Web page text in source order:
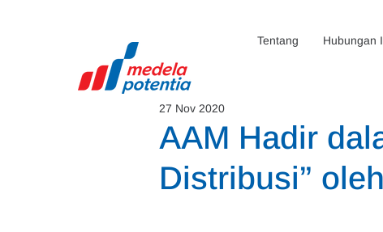
Tentang Hubungan
AAM Hadir
Distribusi”
27 Nov 2020